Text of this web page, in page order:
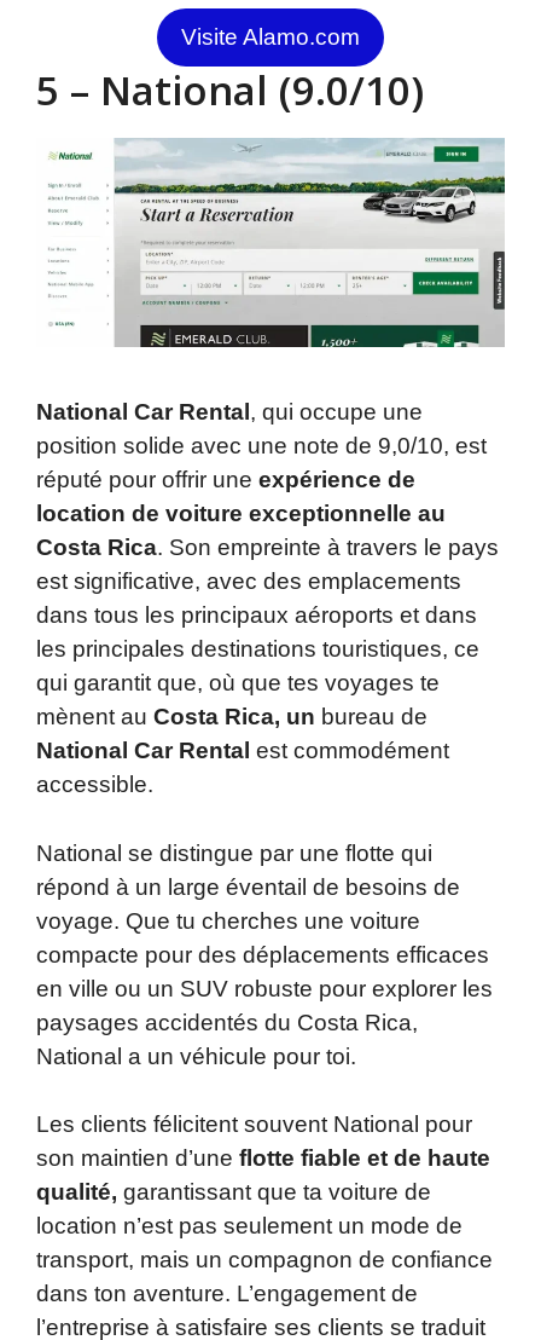
Visite Alamo.com
5 – National (9.0/10)
National Car Rental , qui occupe une
position solide avec une note de 9,0/10, est
réputé pour offrir une expérience de
location de voiture exceptionnelle au
Costa Rica. Son empreinte à travers le pays
est significative, avec des emplacements
dans tous les principaux aéroports et dans
les principales destinations touristiques, ce
qui garantit que, où que tes voyages te
mènent au Costa Rica, un bureau de
National Car Rental est commodément
accessible.
National se distingue par une flotte qui
répond à un large éventail de besoins de
voyage. Que tu cherches une voiture
compacte pour des déplacements efficaces
en ville ou un SUV robuste pour explorer les
paysages accidentés du Costa Rica,
National a un véhicule pour toi.
Les clients félicitent souvent National pour
son maintien d’une flotte fiable et de haute
qualité, garantissant que ta voiture de
location n’est pas seulement un mode de
transport, mais un compagnon de confiance
dans ton aventure. L’engagement de
l’entreprise à satisfaire ses clients se traduit